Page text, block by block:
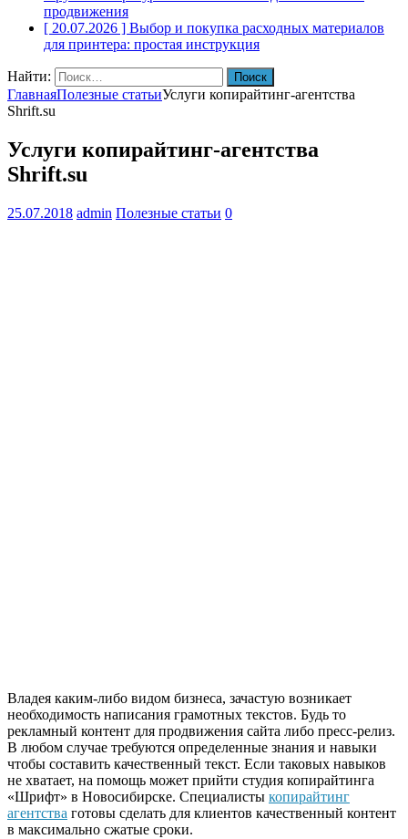
продвижения
[ 20.07.2026 ] Выбор и покупка расходных материалов
для принтера: простая инструкция
Найти:
ГлавнаяПолезные статьиУслуги копирайтинг-агентства
Shrift.su
Услуги копирайтинг-агентства
Shrift.su
25.07.2018 admin Полезные статьи 0
Владея каким-либо видом бизнеса, зачастую возникает
необходимость написания грамотных текстов. Будь то
рекламный контент для продвижения сайта либо пресс-релиз.
В любом случае требуются определенные знания и навыки
чтобы составить качественный текст. Если таковых навыков
не хватает, на помощь может прийти студия копирайтинга
«Шрифт» в Новосибирске. Специалисты копирайтинг
агентства готовы сделать для клиентов качественный контент
в максимально сжатые сроки.